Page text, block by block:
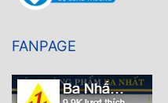
FANPAGE